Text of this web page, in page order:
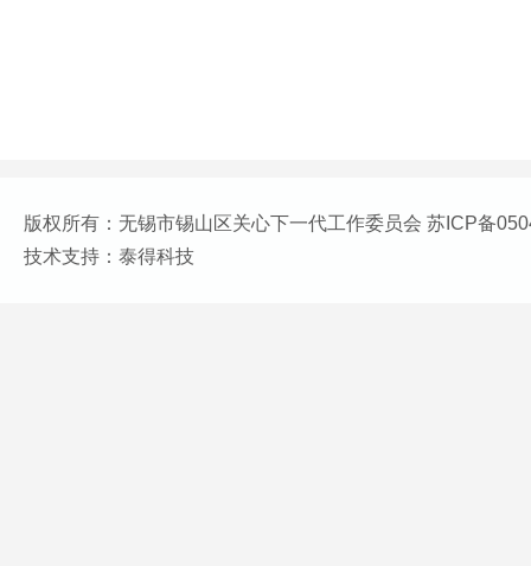
版权所有：无锡市锡山区关心下一代工作委员会 苏ICP备
技术支持：泰得科技